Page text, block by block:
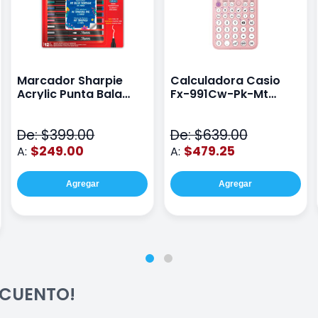
Marcador Sharpie
Acrylic Punta Bala
De: $399.00
A: $249.00
Agregar
Calculadora Casio
Fx-991Cw-Pk-Mt
De: $639.00
A: $479.25
Agregar